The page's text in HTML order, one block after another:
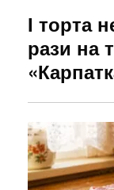
І торта
рази на